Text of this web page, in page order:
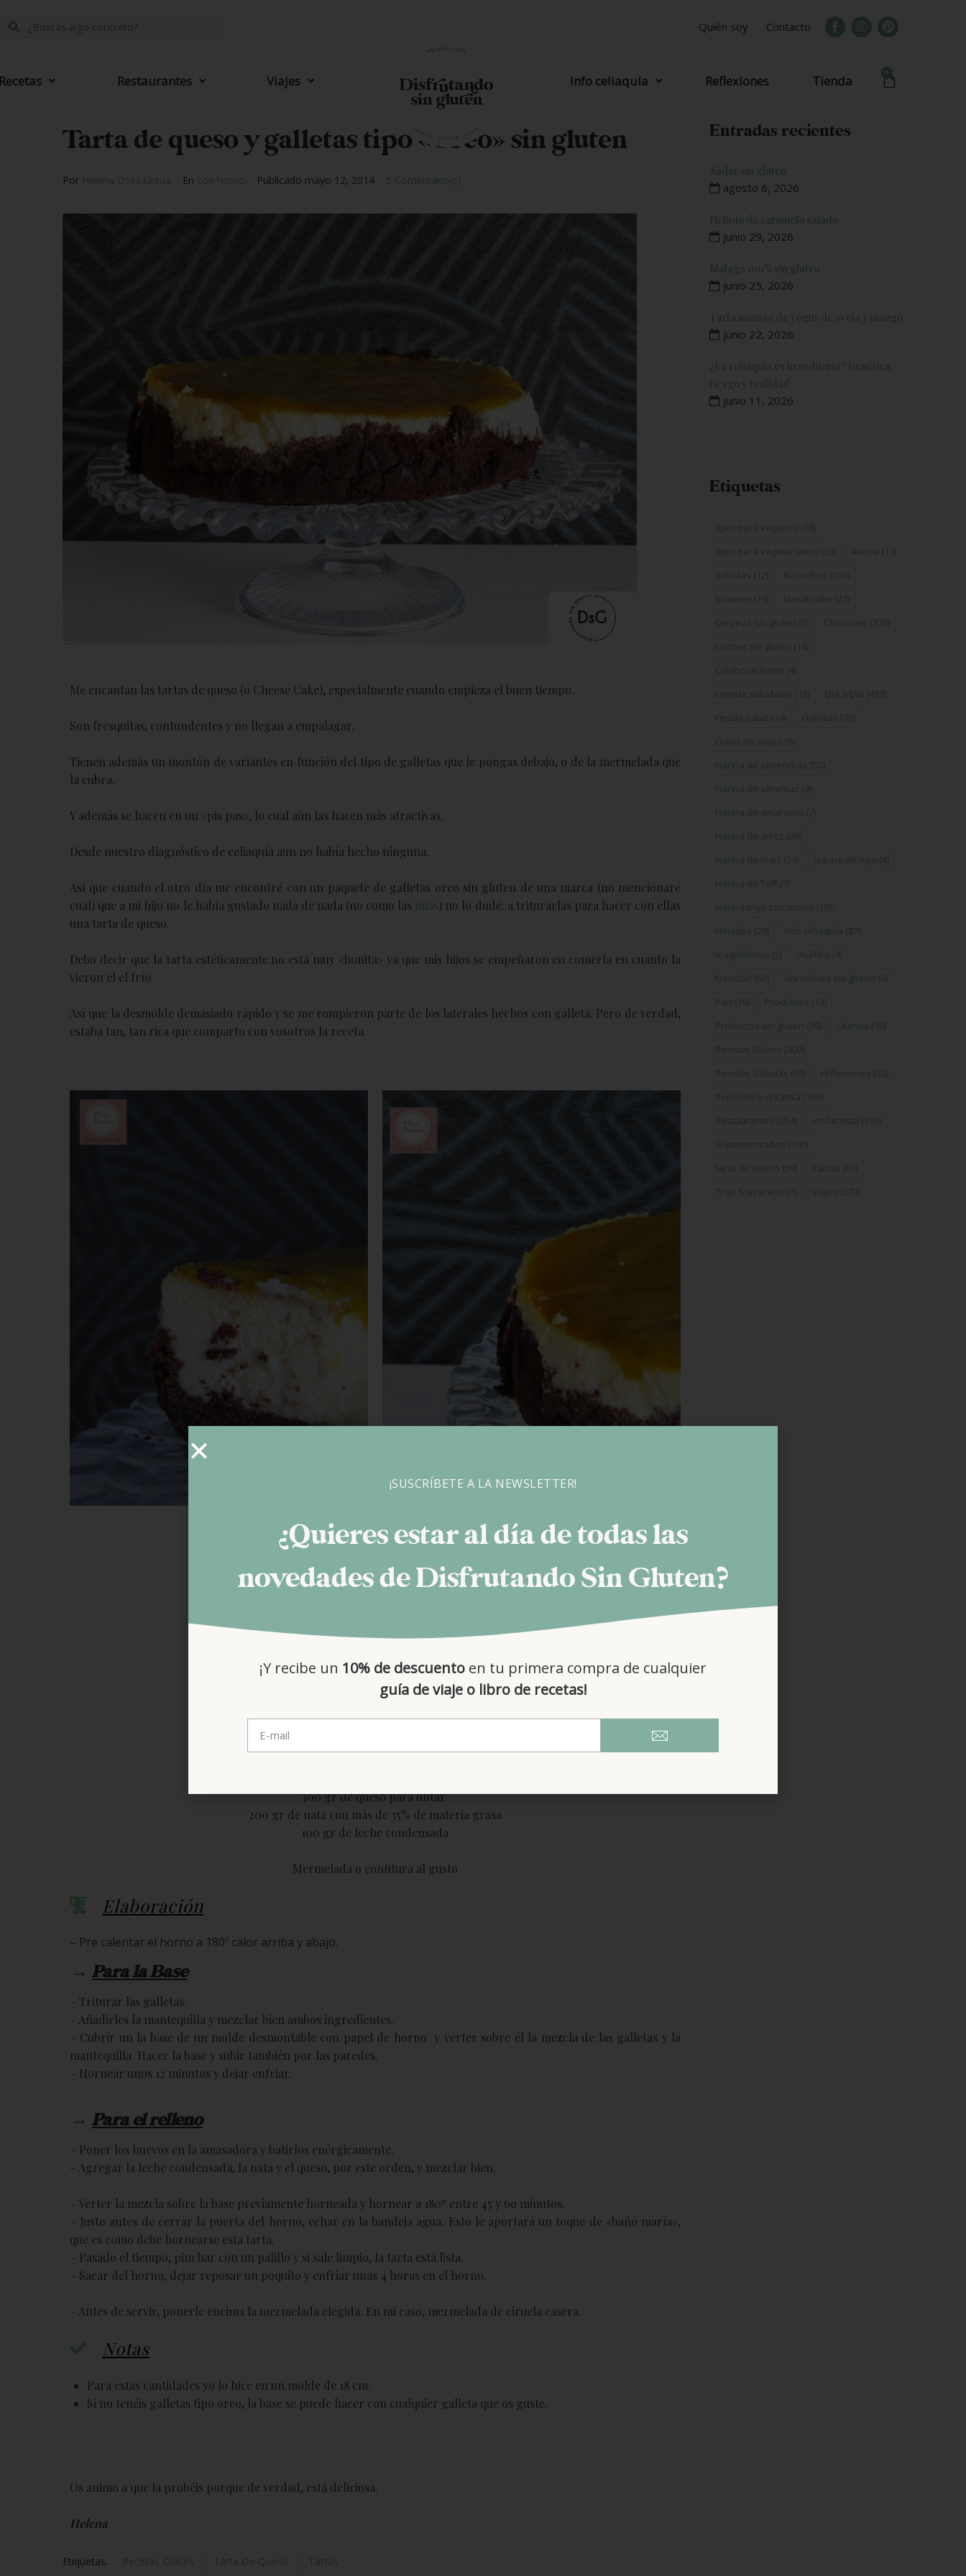
Quién soy Contacto
Restaurantes Viajes Info celiaquía Reflexiones Tienda
Tarta de queso y galletas tipo «Oreo» sin gluten
Por Helena Oses Ursua En con horno Publicado mayo 12, 2014 5 Comentario(s)
Me encantan las tartas de queso (o Cheese Cake), especialmente cuando empieza el buen tiempo.
Son fresquitas, contundentes y no llegan a empalagar.
Tienen además un montón de variantes en función del tipo de galletas que le pongas debajo, o de la mermelada que
la cubra.
Y además se hacen en un «pis pas», lo cual aún las hacen más atractivas.
Desde nuestro diagnóstico de celiaquía aun no había hecho ninguna.
Así que cuando el otro día me encontré con un paquete de galletas oreo sin gluten de una marca (no mencionaré
cual) que a mi hijo no le había gustado nada de nada (no como las mias) no lo dudé: a triturarlas para hacer con ellas
una tarta de queso.
Debo decir que la tarta estéticamente no está muy «bonita» ya que mis hijos se empeñaron en comerla en cuanto la
vieron el el frío.
Así que la desmolde demasiado rápido y se me rompieron parte de los laterales hechos con galleta. Pero de verdad,
estaba tan, tan rica que comparto con vosotros la receta.
Tarta de queso y Galletas Oreo
150 gr de galletas oreo sin gluten
30 gr de margarina sin gluten
Para el Relleno
300 gr de queso para untar
200 gr de nata con más de 35% de materia grasa
100 gr de leche condensada
Mermelada o confitura al gusto
Elaboración
– Pre calentar el horno a 180º calor arriba y abajo.
→ Para la Base
– Triturar las galletas.
– Añadirles la mantequilla y mezclar bien ambos ingredientes.
– Cubrir un la base de un molde desmontable con papel de horno y verter sobre él la mezcla de las galletas y la
mantequilla. Hacer la base y subir también por las paredes.
– Hornear unos 12 minutos y dejar enfriar.
→ Para el relleno
– Poner los huevos en la amasadora y batirlos enérgicamente.
– Agregar la leche condensada, la nata y el queso, por este orden, y mezclar bien.
– Verter la mezcla sobre la base previamente horneada y hornear a 180º entre 45 y 6o minutos.
– Justo antes de cerrar la puerta del horno, echar en la bandeja agua. Esto le aportará un toque de «baño maría»,
que es como debe hornearse esta tarta.
– Pasado el tiempo, pinchar con un palillo y si sale limpio, la tarta está lista.
– Sacar del horno, dejar reposar un poquito y enfriar unas 4 horas en el horno.
– Antes de servir, ponerle encima la mermelada elegida. En mi caso, mermelada de ciruela casera.
Notas
Para estas cantidades yo lo hice en un molde de 18 cm.
Si no tenéis galletas tipo oreo, la base se puede hacer con cualquier galleta que os guste.
Os animo a que la probéis porque de verdad, está deliciosa.
Helena
Etiquetas: Recetas Dulces Tarta De Queso Tartas
Entradas recientes
Zadar sin gluten
agosto 6, 2026
Helado de caramelo salado
junio 29, 2026
Málaga 100% sin gluten
junio 25, 2026
Tarta mousse de yogur de oveja y mango
junio 22, 2026
¿La celiaquía es hereditaria? Genética,
riesgo y realidad
junio 11, 2026
Etiquetas
apto para veganos (38)
apto para vegetarianos (26) Avena (11)
Bebidas (12) Bizcochos (156)
brownie (29) bundt cake (27)
Cerveza sin gluten (3) Chocolate (178)
cocinar sin gluten (16)
Colaboraciones (4)
comida saludable (15) Día a Día (493)
Fécula patata (4) Galletas (72)
Guías de viajes (6)
Harina de almendras (50)
Harina de altramuz (9)
Harina de amaranto (7)
Harina de arroz (26)
Harina de maiz (24) Harina de mijo (4)
Harina de Teff (7)
Harina trigo sarraceno (105)
Helados (29) Info celiaquía (87)
magdalenas (5) muffins (4)
Navidad (50) obradores sin gluten (6)
Pan (19) Productos (14)
Productos sin gluten (39) Quinoa (16)
Recetas Dulces (400)
Recetas Saladas (59) reflexiones (20)
Repostería creativa (108)
Restaurantes (254) sin lactosa (150)
Supermercados (100)
tarta de queso (59) Tartas (65)
Trigo Sarraceno (7) Viajes (273)
¡SUSCRÍBETE A LA NEWSLETTER!
¿Quieres estar al día de todas las
novedades de Disfrutando Sin Gluten?
¡Y recibe un 10% de descuento en tu primera compra de cualquier
guía de viaje o libro de recetas!